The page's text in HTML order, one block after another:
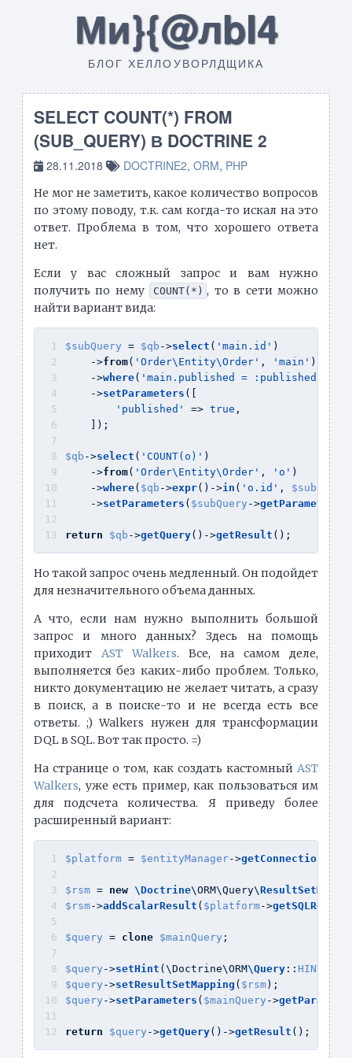
Ми}{@лbI4
БЛОГ ХЕЛЛОУВОРЛДЩИКА
SELECT COUNT(*) FROM
(SUB_QUERY) В DOCTRINE 2
28.11.2018 DOCTRINE2, ORM, PHP
Не мог не заметить, какое количество вопросов
по этому поводу, т.к. сам когда-то искал на это
ответ. Проблема в том, что хорошего ответа
нет.
Если у вас сложный запрос и вам нужно
получить по нему
COUNT(*) , то в сети можно
найти вариант вида:
$subQuery = $qb ->select ( 'main.id' )
    ->
from( 'Order\Entity\Order' , 'main' )
    ->
where( 'main.published = :published'
)
    ->
setParameters ([
'published'
=> true ,
    ]);
$qb ->select ( 'COUNT(o)' )
    ->
from( 'Order\Entity\Order' , 'o' )
    ->
where( $qb ->expr()->in ( 'o.id' , $subQuery
    ->
setParameters ( $subQuery ->getParameters
return $qb ->getQuery()->getResult ();
Но такой запрос очень медленный. Он подойдет
для незначительного объема данных.
А что, если нам нужно выполнить большой
запрос и много данных? Здесь на помощь
приходит AST Walkers. Все, на самом деле,
выполняется без каких-либо проблем. Только,
никто документацию не желает читать, а сразу
в поиск, а в поиске-то и не всегда есть все
ответы. ;) Walkers нужен для трансформации
DQL в SQL. Вот так просто. =)
На странице о том, как создать кастомный AST
Walkers, уже есть пример, как пользоваться им
для подсчета количества. Я приведу более
расширенный вариант:
$platform = $entityManager->getConnection ()->
$rsm = new \Doctrine\ORM\Query\
$rsm->addScalarResult ( $platform->
$query = clone $mainQuery ;
$query ->setHint (\Doctrine\ORM\Query ::
$query ->setResultSetMapping ( $rsm );
$query ->setParameters ( $mainQuery ->
return $query ->getQuery()->getResult ();